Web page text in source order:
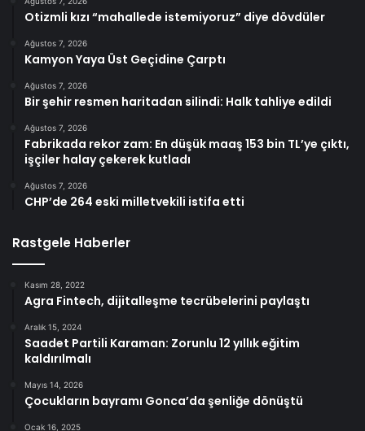
Otizmli kızı “mahallede istemiyoruz” diye dövdüler
Ağustos 7, 2026
Kamyon Yaya Üst Geçidine Çarptı
Ağustos 7, 2026
Bir şehir resmen haritadan silindi: Halk tahliye edildi
Ağustos 7, 2026
Fabrikada rekor zam: En düşük maaş 153 bin TL’ye çıktı,
işçiler halay çekerek kutladı
Ağustos 7, 2026
CHP’de 264 eski milletvekili istifa etti
Rastgele Haberler
Kasım 28, 2022
Agra Fintech, dijitalleşme tecrübelerini paylaştı
Aralık 15, 2024
Saadet Partili Karaman: Zorunlu 12 yıllık eğitim
kaldırılmalı
Mayıs 14, 2026
Çocukların bayramı Gonca’da şenliğe dönüştü
Ocak 16, 2025